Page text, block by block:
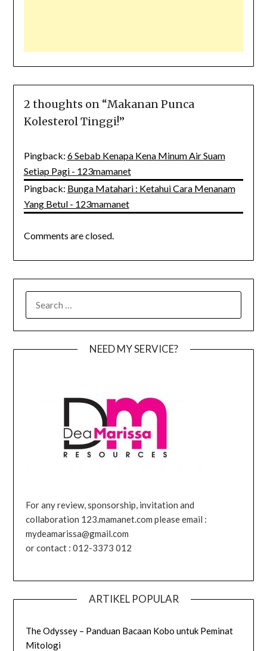
2 thoughts on “Makanan Punca
Kolesterol Tinggi!”
Pingback: 6 Sebab Kenapa Kena Minum Air Suam
Setiap Pagi - 123mamanet
Pingback: Bunga Matahari : Ketahui Cara Menanam
Yang Betul - 123mamanet
Comments are closed.
FOR:
NEED MY SERVICE?
For any review, sponsorship, invitation and
collaboration 123.mamanet.com please email :
mydeamarissa@gmail.com
or contact : 012-3373 012
ARTIKEL POPULAR
The Odyssey – Panduan Bacaan Kobo untuk Peminat
Mitologi